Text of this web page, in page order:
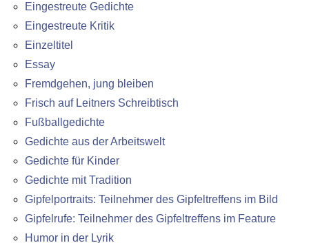
Eingestreute Gedichte
Eingestreute Kritik
Einzeltitel
Essay
Fremdgehen, jung bleiben
Frisch auf Leitners Schreibtisch
Fußballgedichte
Gedichte aus der Arbeitswelt
Gedichte für Kinder
Gedichte mit Tradition
Gipfelportraits: Teilnehmer des Gipfeltreffens im Bild
Gipfelrufe: Teilnehmer des Gipfeltreffens im Feature
Humor in der Lyrik